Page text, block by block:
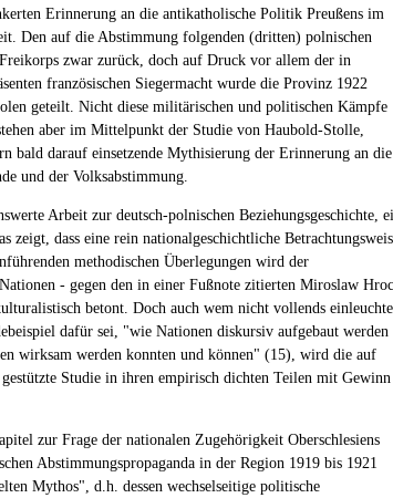
Erinnerung an die antikatholische Politik Preußens im
Den auf die Abstimmung folgenden (dritten) polnischen
zwar zurück, doch auf Druck vor allem der in
französischen Siegermacht wurde die Provinz 1922
geteilt. Nicht diese militärischen und politischen Kämpfe
aber im Mittelpunkt der Studie von Haubold-Stolle,
bald darauf einsetzende Mythisierung der Erinnerung an die
und der Volksabstimmung.
Arbeit zur deutsch-polnischen Beziehungsgeschichte,
zeigt, dass eine rein nationalgeschichtliche
methodischen Überlegungen wird der
- gegen den in einer Fußnote zitierten Miroslaw
betont. Doch auch wem nicht vollends
dafür sei, "wie Nationen diskursiv aufgebaut werden
wirksam werden konnten und können" (15), wird die auf
Studie in ihren empirisch dichten Teilen mit Gewinn
zur Frage der nationalen Zugehörigkeit Oberschlesiens
Abstimmungspropaganda in der Region 1919 bis 1921
Mythos", d.h. dessen wechselseitige politische